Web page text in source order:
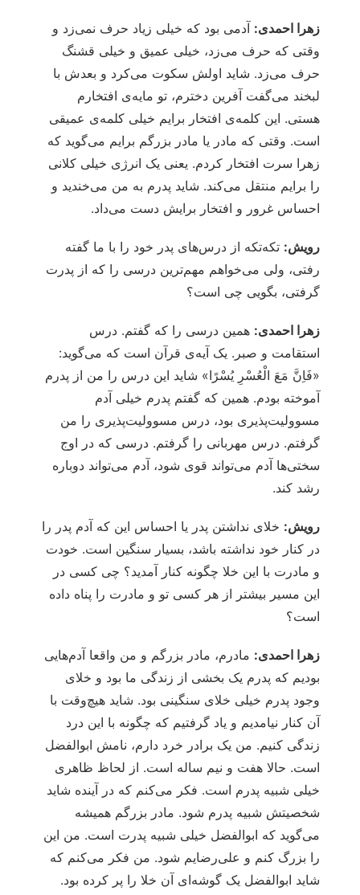
زهرا احمدی: آدمی بود که خیلی زیاد حرف نمی‌زد و
وقتی که حرف می‌زد، خیلی عمیق و خیلی قشنگ
حرف می‌زد. شاید اولش سکوت می‌کرد و بعدش با
لبخند می‌گفت آفرین دخترم، تو مایه‌ی افتخارم
هستی. این کلمه‌ی افتخار برایم خیلی کلمه‌ی عمیقی
است. وقتی که مادر یا مادر بزرگم برایم می‌گوید که
زهرا سرت افتخار کردم. یعنی یک انرژی خیلی کلانی
را برایم منتقل می‌کند. شاید پدرم به من می‌خندید و
احساس غرور و افتخار برایش دست می‌داد.
رویش: تکه‌تکه از درس‌های پدر خود را با ما گفته
رفتی، ولی می‌خواهم مهم‌ترین درسی را که از پدرت
گرفتی، بگویی چی است؟
زهرا احمدی: همین درسی را که گفتم. درس
استقامت و صبر. یک آیه‌ی قرآن است که می‌گوید:
«فَاِنَّ مَعَ الْعُسْرِ یُسْرًا» شاید این درس را من از پدرم
آموخته بودم. همین که گفتم پدرم خیلی آدم
مسوولیت‌پذیری بود، درس مسوولیت‌پذیری را من
گرفتم. درس مهربانی را گرفتم. درسی که در اوج
سختی‌ها آدم می‌تواند قوی شود، آدم می‌تواند دوباره
رشد کند.
رویش: خلای نداشتن پدر یا احساس این که آدم پدر را
در کنار خود نداشته باشد، بسیار سنگین است. خودت
و مادرت با این خلا چگونه کنار آمدید؟ چی کسی در
این مسیر بیشتر از هر کسی تو و مادرت را پناه داده
است؟
زهرا احمدی: مادرم، مادر بزرگم و من واقعا آدم‌هایی
بودیم که پدرم یک بخشی از زندگی ما بود و خلای
وجود پدرم خیلی خلای سنگینی بود. شاید هیچ‌وقت با
آن کنار نیامدیم و یاد گرفتیم که چگونه با این درد
زندگی کنیم. من یک برادر خرد دارم، نامش ابوالفضل
است. حالا هفت و نیم ساله است. از لحاظ ظاهری
خیلی شبیه پدرم است. فکر می‌کنم که در آینده شاید
شخصیتش شبیه پدرم شود. مادر بزرگم همیشه
می‌گوید که ابوالفضل خیلی شبیه پدرت است. من این
را بزرگ کنم و علی‌رضایم شود. من فکر می‌کنم که
شاید ابوالفضل یک گوشه‌ای آن خلا را پر کرده بود.